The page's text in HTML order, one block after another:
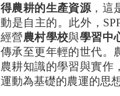
得農耕的生產資源，這
動是自主的。此外，
經營農村學校與學習中
傳承至更年輕的世代。
農耕知識的學習與實作
運動為基礎的農運的思